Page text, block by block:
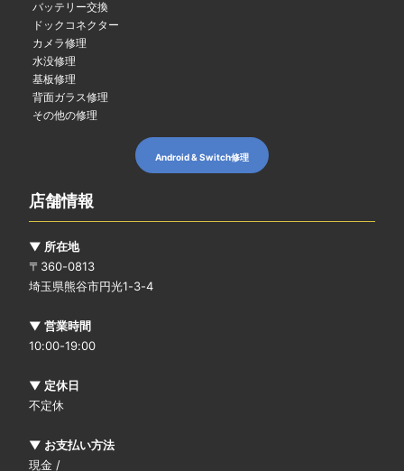
バッテリー交換
ドックコネクター
カメラ修理
水没修理
基板修理
背面ガラス修理
その他の修理
Android & Switch修理
店舗情報
▼ 所在地
〒360-0813
埼玉県熊谷市円光1-3-4
▼ 営業時間
10:00-19:00
▼ 定休日
不定休
▼ お支払い方法
現金 /